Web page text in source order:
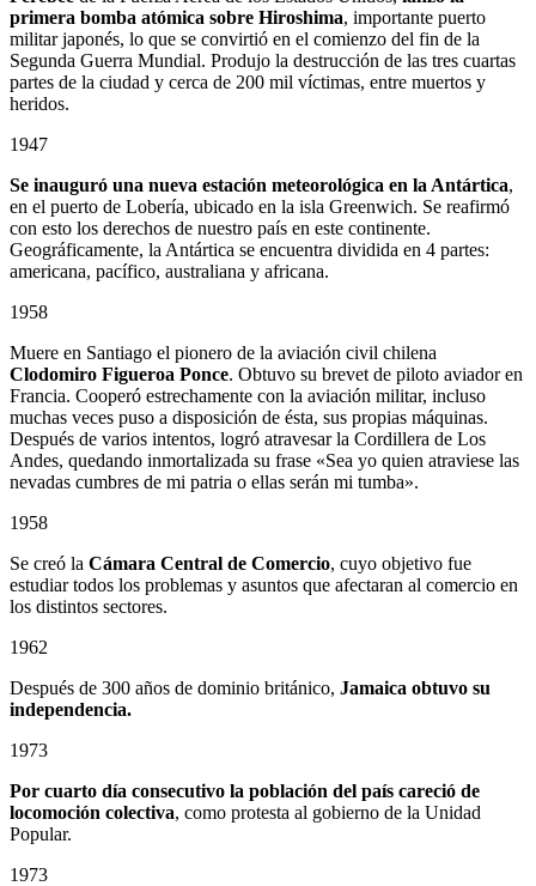
primera bomba atómica sobre Hiroshima, importante puerto
militar japonés, lo que se convirtió en el comienzo del fin de la
Segunda Guerra Mundial. Produjo la destrucción de las tres cuartas
partes de la ciudad y cerca de 200 mil víctimas, entre muertos y
heridos.
1947
Se inauguró una nueva estación meteorológica en la Antártica,
en el puerto de Lobería, ubicado en la isla Greenwich. Se reafirmó
con esto los derechos de nuestro país en este continente.
Geográficamente, la Antártica se encuentra dividida en 4 partes:
americana, pacífico, australiana y africana.
1958
Muere en Santiago el pionero de la aviación civil chilena
Clodomiro Figueroa Ponce. Obtuvo su brevet de piloto aviador en
Francia. Cooperó estrechamente con la aviación militar, incluso
muchas veces puso a disposición de ésta, sus propias máquinas.
Después de varios intentos, logró atravesar la Cordillera de Los
Andes, quedando inmortalizada su frase «Sea yo quien atraviese las
nevadas cumbres de mi patria o ellas serán mi tumba».
1958
Se creó la Cámara Central de Comercio, cuyo objetivo fue
estudiar todos los problemas y asuntos que afectaran al comercio en
los distintos sectores.
1962
Después de 300 años de dominio británico, Jamaica obtuvo su
independencia.
1973
Por cuarto día consecutivo la población del país careció de
locomoción colectiva, como protesta al gobierno de la Unidad
Popular.
1973